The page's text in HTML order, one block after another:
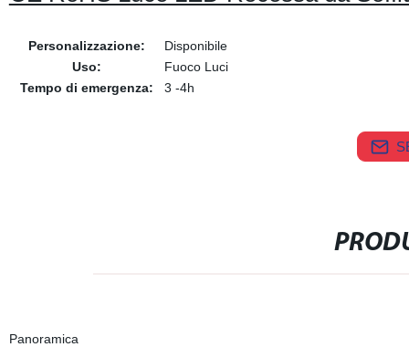
Personalizzazione:
Disponibile
Uso:
Fuoco Luci
Tempo di emergenza:
3 -4h
Panoramica